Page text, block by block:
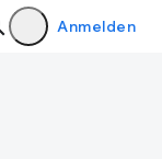
Anmelden